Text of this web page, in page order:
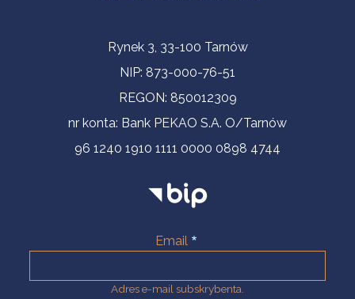
Informacje kontaktoweRynek 3, 33-100 Tarnów
NIP: 873-000-76-51
REGON: 850012309
nr konta: Bank PEKAO S.A. O/Tarnów
96 1240 1910 1111 0000 0898 4744
Email
Adres e-mail subskrybenta.